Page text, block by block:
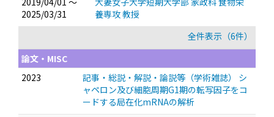
2025/03/31
養専攻 教授
全件表示（6件）
論文・MISC
2023
記事・総説・解説・論説等（学術雑誌） シ
ャペロン及び細胞周期G1期の転写因子をコ
ードする局在化mRNAの解析